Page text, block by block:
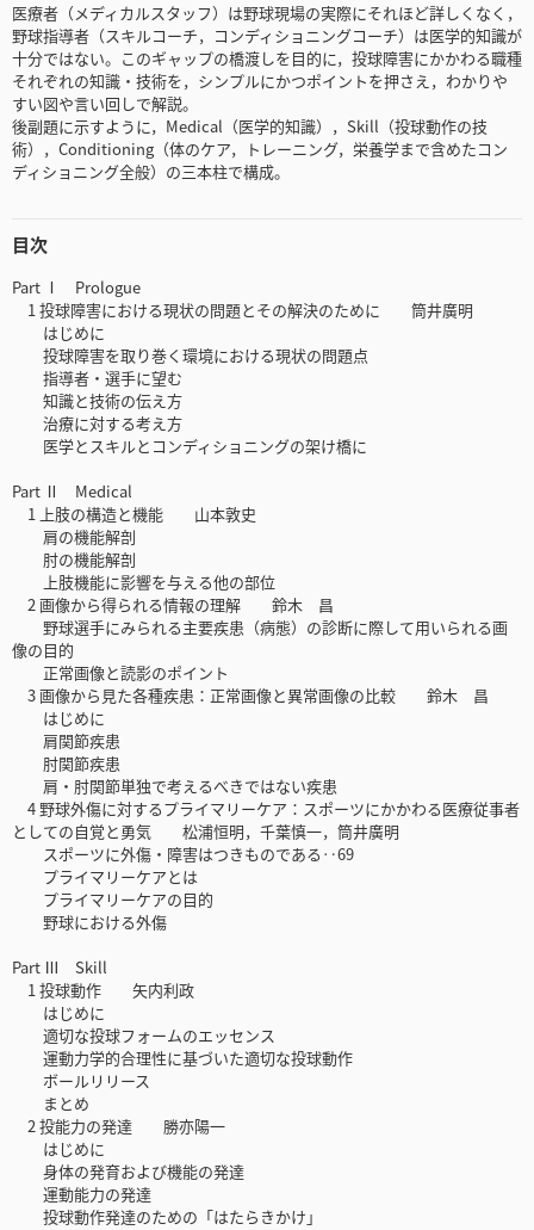
医療者（メディカルスタッフ）は野球現場の実際にそれほど詳しくなく，
野球指導者（スキルコーチ，コンディショニングコーチ）は医学的知識が
十分ではない。このギャップの橋渡しを目的に，投球障害にかかわる職種
それぞれの知識・技術を，シンプルにかつポイントを押さえ，わかりや
すい図や言い回しで解説。
後副題に示すように，Medical（医学的知識），Skill（投球動作の技
術），Conditioning（体のケア，トレーニング，栄養学まで含めたコン
ディショニング全般）の三本柱で構成。
目次
Part Ⅰ Prologue
1 投球障害における現状の問題とその解決のために 筒井廣明
はじめに
投球障害を取り巻く環境における現状の問題点
指導者・選手に望む
知識と技術の伝え方
治療に対する考え方
医学とスキルとコンディショニングの架け橋に
Part Ⅱ Medical
1 上肢の構造と機能 山本敦史
肩の機能解剖
肘の機能解剖
上肢機能に影響を与える他の部位
2 画像から得られる情報の理解 鈴木 昌
野球選手にみられる主要疾患（病態）の診断に際して用いられる画
像の目的
正常画像と読影のポイント
3 画像から見た各種疾患：正常画像と異常画像の比較 鈴木 昌
はじめに
肩関節疾患
肘関節疾患
肩・肘関節単独で考えるべきではない疾患
4 野球外傷に対するプライマリーケア：スポーツにかかわる医療従事者
としての自覚と勇気 松浦恒明，千葉慎一，筒井廣明
スポーツに外傷・障害はつきものである‥69
プライマリーケアとは
プライマリーケアの目的
野球における外傷
Part Ⅲ Skill
1 投球動作 矢内利政
はじめに
適切な投球フォームのエッセンス
運動力学的合理性に基づいた適切な投球動作
ボールリリース
まとめ
2 投能力の発達 勝亦陽一
はじめに
身体の発育および機能の発達
運動能力の発達
投球動作発達のための「はたらきかけ」